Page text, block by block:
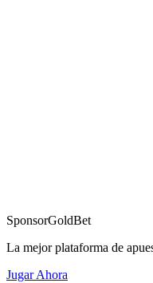
SponsorGoldBet
La mejor plataforma de
Jugar Ahora